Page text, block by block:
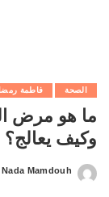
الصحة فاطمة
ما هو مرض
وكيف يعالج؟
Posted
Nada Mamdouh